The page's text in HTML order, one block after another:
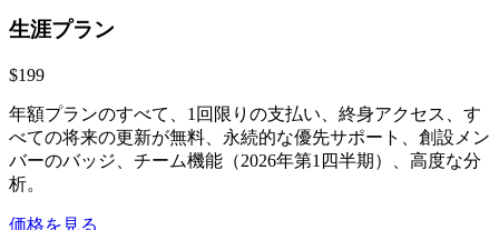
生涯プラン
$199
年額プランのすべて、1回限りの支払い、終身アクセス、す
べての将来の更新が無料、永続的な優先サポート、創設メン
バーのバッジ、チーム機能（2026年第1四半期）、高度な分
析。
価格を見る